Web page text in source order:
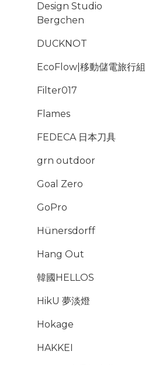
Design Studio
Bergchen
DUCKNOT
EcoFlow|移動儲電旅行組
Filter017
Flames
FEDECA 日本刀具
grn outdoor
Goal Zero
GoPro
Hünersdorff
Hang Out
韓國HELLOS
HikU 夢淡燈
Hokage
HAKKEI